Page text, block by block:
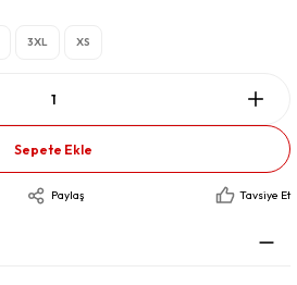
3XL XS
Sepete Ekle
Paylaş Tavsiye Et